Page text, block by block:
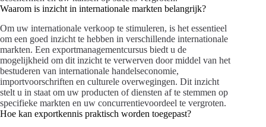
Waarom is inzicht in internationale markten belangrijk?
Om uw internationale verkoop te stimuleren, is het essentieel
om een goed inzicht te hebben in verschillende internationale
markten. Een exportmanagementcursus biedt u de
mogelijkheid om dit inzicht te verwerven door middel van het
bestuderen van internationale handelseconomie,
importvoorschriften en culturele overwegingen. Dit inzicht
stelt u in staat om uw producten of diensten af te stemmen op
specifieke markten en uw concurrentievoordeel te vergroten.
Hoe kan exportkennis praktisch worden toegepast?